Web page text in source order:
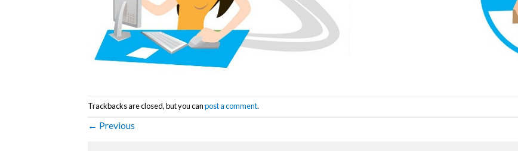
Trackbacks are closed, but you canpost a comment.
← Previous